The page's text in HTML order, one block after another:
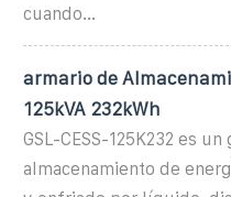
cuando...
armario de
125kVA 232kWh
GSL-CESS-125K232 es
almacenamiento de